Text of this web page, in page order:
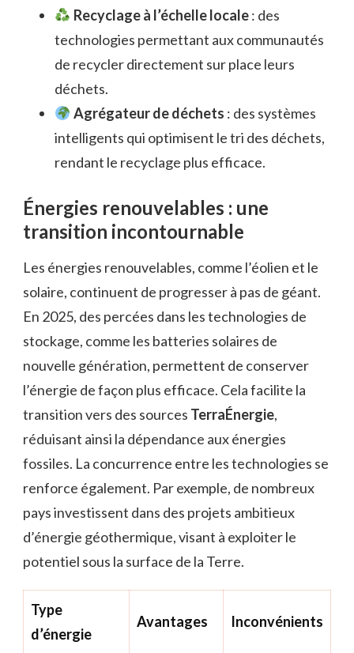
Recyclage à l’échelle locale: des
technologies permettant aux communautés
de recycler directement sur place leurs
déchets.
Agrégateur de déchets : des systèmes
intelligents qui optimisent le tri des déchets,
rendant le recyclage plus efficace.
Énergies renouvelables : une
transition incontournable
Les énergies renouvelables, comme l’éolien et le
solaire, continuent de progresser à pas de géant.
En 2025, des percées dans les technologies de
stockage, comme les batteries solaires de
nouvelle génération, permettent de conserver
l’énergie de façon plus efficace. Cela facilite la
transition vers des sources TerraÉnergie,
réduisant ainsi la dépendance aux énergies
fossiles. La concurrence entre les technologies se
renforce également. Par exemple, de nombreux
pays investissent dans des projets ambitieux
d’énergie géothermique, visant à exploiter le
potentiel sous la surface de la Terre.
Type
d’énergie
Avantages Inconvénients